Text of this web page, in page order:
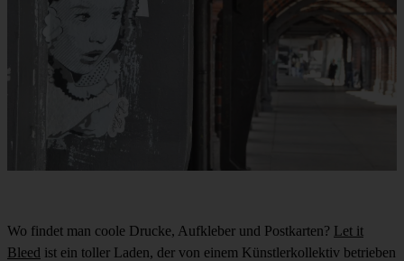
Wo findet man coole Drucke, Aufkleber und Postkarten? Let it
Bleed ist ein toller Laden, der von einem Künstlerkollektiv betrieben